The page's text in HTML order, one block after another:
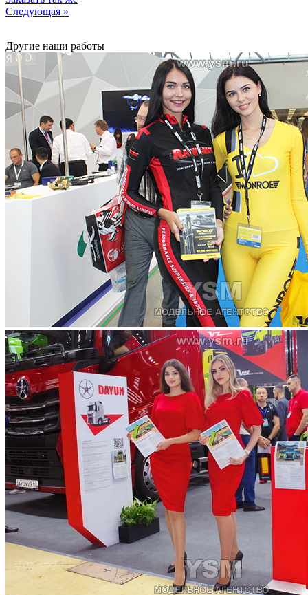
Следующая »
Другие наши работы